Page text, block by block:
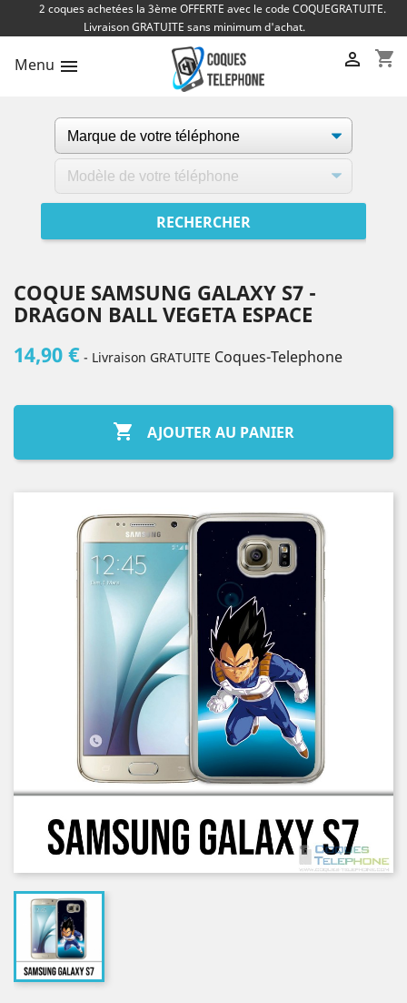
2 coques achetées la 3ème OFFERTE avec le code COQUEGRATUITE.
Livraison GRATUITE sans minimum d'achat.
Menu  shopping_cart

COQUE SAMSUNG GALAXY S7 -
DRAGON BALL VEGETA ESPACE
14,90 € - Livraison GRATUITE Coques-Telephone
 AJOUTER AU PANIER